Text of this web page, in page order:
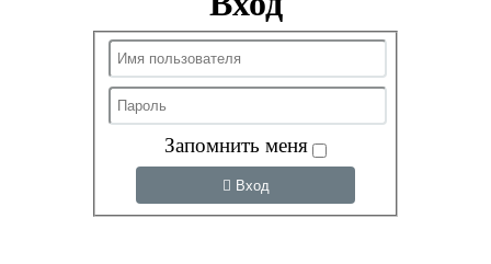
Запомнить меня
Вход